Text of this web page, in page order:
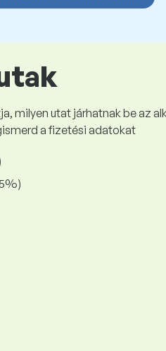
milyen utat járhatnak be az
a fizetési adatokat